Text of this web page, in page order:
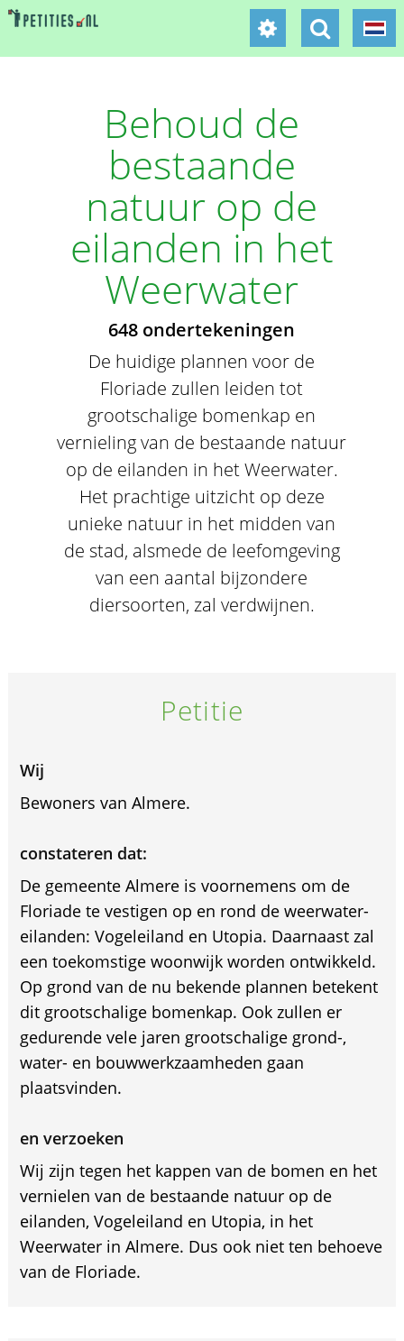
Behoud de
bestaande
natuur op de
eilanden in het
Weerwater
648 ondertekeningen
De huidige plannen voor de
Floriade zullen leiden tot
grootschalige bomenkap en
vernieling van de bestaande natuur
op de eilanden in het Weerwater.
Het prachtige uitzicht op deze
unieke natuur in het midden van
de stad, alsmede de leefomgeving
van een aantal bijzondere
diersoorten, zal verdwijnen.
Petitie
Wij
Bewoners van Almere.
constateren dat:
De gemeente Almere is voornemens om de
Floriade te vestigen op en rond de weerwater-
eilanden: Vogeleiland en Utopia. Daarnaast zal
een toekomstige woonwijk worden ontwikkeld.
Op grond van de nu bekende plannen betekent
dit grootschalige bomenkap. Ook zullen er
gedurende vele jaren grootschalige grond-,
water- en bouwwerkzaamheden gaan
plaatsvinden.
en verzoeken
Wij zijn tegen het kappen van de bomen en het
vernielen van de bestaande natuur op de
eilanden, Vogeleiland en Utopia, in het
Weerwater in Almere. Dus ook niet ten behoeve
van de Floriade.